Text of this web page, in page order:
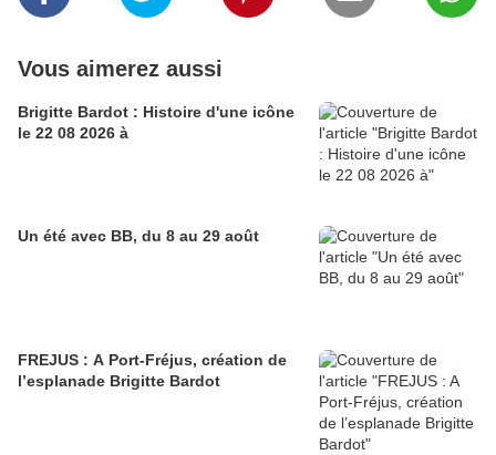
Vous aimerez aussi
Brigitte Bardot : Histoire d'une icône
le 22 08 2026 à
Un été avec BB, du 8 au 29 août
FREJUS : A Port-Fréjus, création de
l’esplanade Brigitte Bardot